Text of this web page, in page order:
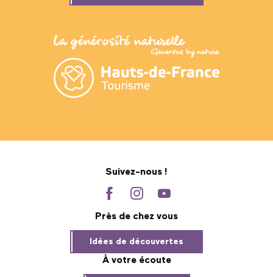
Suivez-nous !
Près de chez vous
Idées de découvertes
À votre écoute